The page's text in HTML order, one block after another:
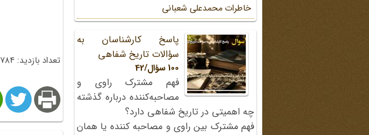
تعداد بازدید: 10784
خاطرات محمد‌علی شعبانی
پاسخ کارشناسان به
سؤالات تاریخ شفاهی
100 سؤال/42
فهم مشترک راوی و
مصاحبه‌کننده درباره گذشته
چه اهمیتی در تاریخ شفاهی دارد؟
فهم مشترک بین راوی و مصاحبه کننده یا همان